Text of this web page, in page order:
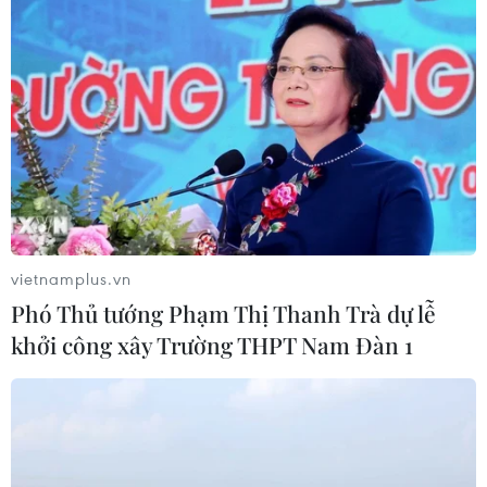
Từ ngày 9/8, cảnh báo nắng nóng
diện rộng ở khu vực Bắc Bộ và Trung
Bộ
07/08/2026 08:58
Chia sẻ dữ liệu hạ tầng viễn thông
phục vụ điều hành, ứng phó thiên tai
07/08/2026 08:45
Quân khu 7 đẩy mạnh ứng dụng
khoa học-công nghệ trong tìm kiếm,
vietnamplus.vn
Phó Thủ tướng Phạm Thị Thanh Trà dự lễ
khởi công xây Trường THPT Nam Đàn 1